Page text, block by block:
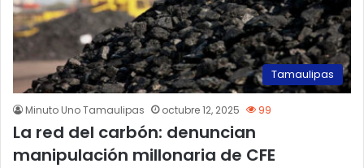
Tamaulipas
Minuto Uno Tamaulipas octubre 12, 2025 99
La red del carbón: denuncian
manipulación millonaria de CFE